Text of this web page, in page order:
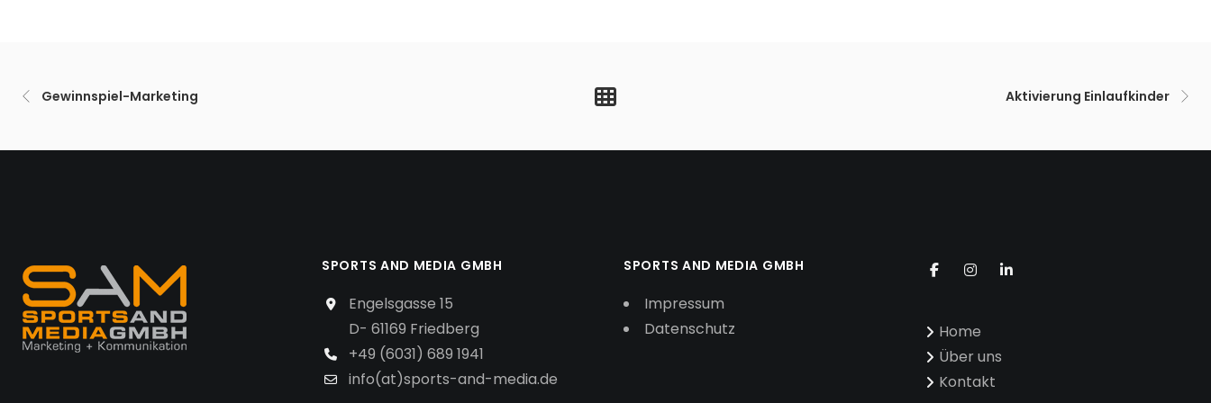
Gewinnspiel-Marketing Aktivierung Einlaufkinder
SPORTS AND MEDIA GMBH
Engelsgasse 15
D- 61169 Friedberg
+49 (6031) 689 1941
info(at)sports-and-media.de
SPORTS AND MEDIA GMBH
Impressum
Datenschutz
Home
Über uns
Kontakt